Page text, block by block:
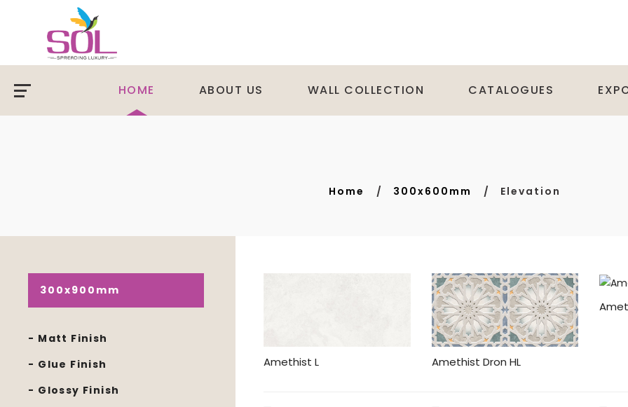
HOME ABOUT US WALL COLLECTION CATALOGUES
Home 300x600mm Elevation
300x900mm
- Matt Finish
- Glue Finish
- Glossy Finish
Amethist L Amethist Dron HL